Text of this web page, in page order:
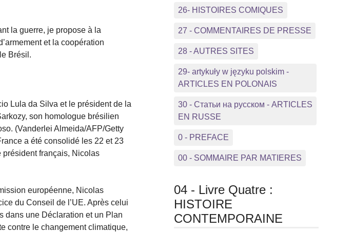
la guerre, je propose à la
et la coopération
Brésil.
Lula da Silva et le président de la
son homologue brésilien
(Vanderlei Almeida/AFP/Getty
a été consolidé les 22 et 23
français, Nicolas
européenne, Nicolas
du Conseil de l’UE. Après celui
dans une Déclaration et un Plan
contre le changement climatique,
26- HISTOIRES COMIQUES
27 - COMMENTAIRES DE PRESSE
28 - AUTRES SITES
29- artykuły w języku polskim -
ARTICLES EN POLONAIS
30 - Статьи на русском - ARTICLES
EN RUSSE
0 - PREFACE
00 - SOMMAIRE PAR MATIERES
04 - Livre Quatre :
HISTOIRE
CONTEMPORAINE